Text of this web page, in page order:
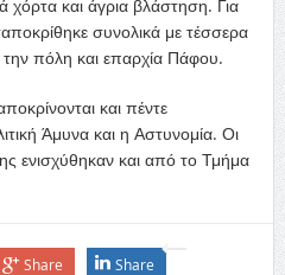
χόρτα και άγρια βλάστηση. Για
συνολικά με τέσσερα
πόλη και επαρχία Πάφου.
και πέντε
Άμυνα και η Αστυνομία. Οι
ενισχύθηκαν και από το Τμήμα
Share Share